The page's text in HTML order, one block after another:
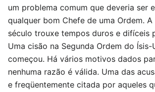
um problema comum que deveria ser
qualquer bom Chefe de uma Ordem.
século trouxe tempos duros e difíceis
Uma cisão na Segunda Ordem do Ísis-
começou. Há vários motivos dados
nenhuma razão é válida. Uma das
e freqüentemente citada por aqueles